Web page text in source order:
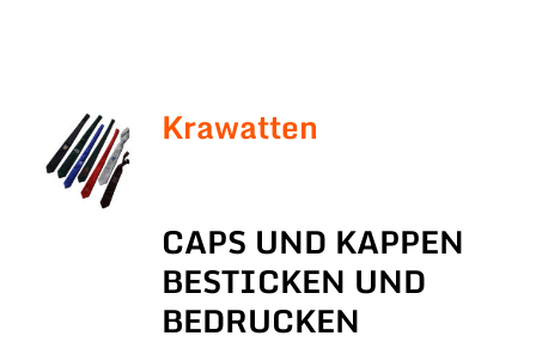
Krawatten
CAPS UND KAPPEN
BESTICKEN UND
BEDRUCKEN